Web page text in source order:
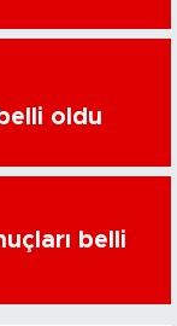
oldu
belli